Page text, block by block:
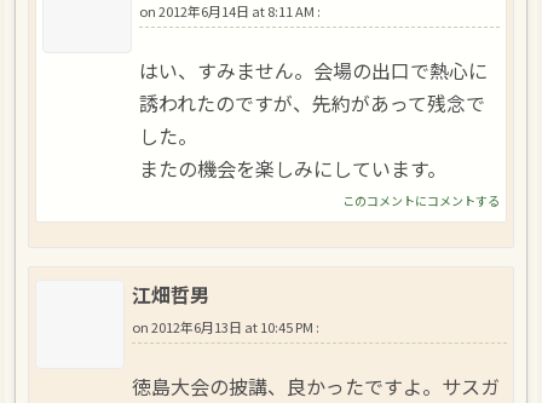
on2012年6月14日 at 8:11 AM :
はい、すみません。会場の出口で熱心に
誘われたのですが、先約があって残念で
した。
またの機会を楽しみにしています。
このコメントにコメントする
江畑哲男
on2012年6月13日 at 10:45 PM :
徳島大会の披講、良かったですよ。サスガ